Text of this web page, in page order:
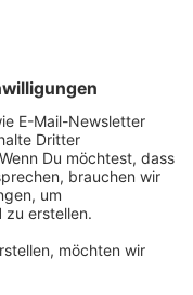
Situation je nach
dar. Die einen
bezeichnen
besser als vor
bietet die